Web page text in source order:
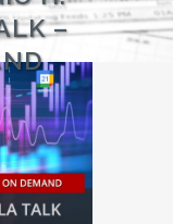
–